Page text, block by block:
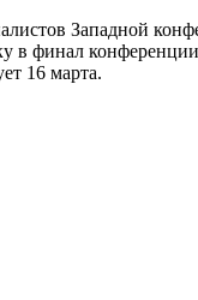
Западной
в финал
16 марта.